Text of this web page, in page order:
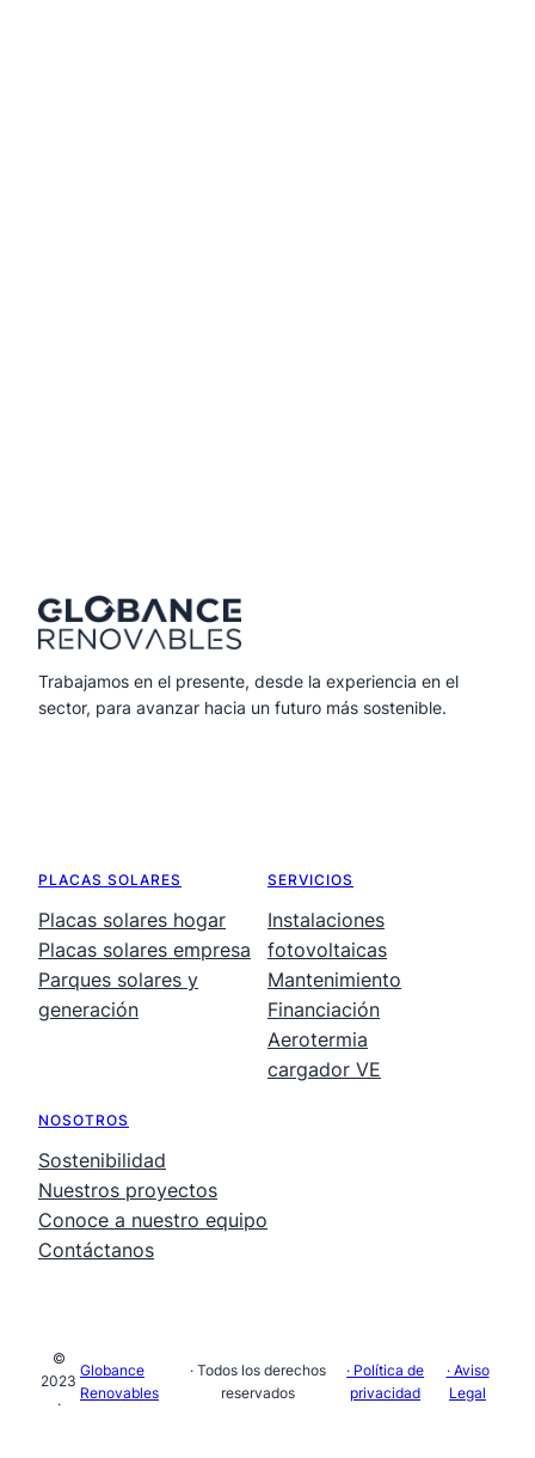
Trabajamos en el presente, desde la experiencia en el
sector, para avanzar hacia un futuro más sostenible.
PLACAS SOLARES
Placas solares hogar
Placas solares empresa
Parques solares y
generación
SERVICIOS
Instalaciones
fotovoltaicas
Mantenimiento
Financiación
Aerotermia
cargador VE
NOSOTROS
Sostenibilidad
Nuestros proyectos
Conoce a nuestro equipo
Contáctanos
©
2023
·
Globance
Renovables
· Todos los derechos
reservados
· Política de
privacidad
· Aviso
Legal